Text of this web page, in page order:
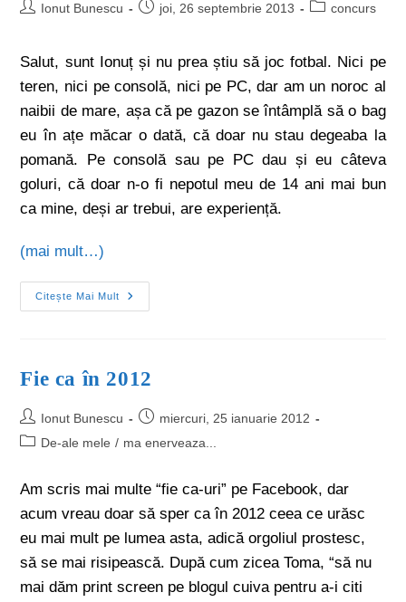
Ionut Bunescu joi, 26 septembrie 2013 concurs
Salut, sunt Ionuț și nu prea știu să joc fotbal. Nici pe
teren, nici pe consolă, nici pe PC, dar am un noroc al
naibii de mare, așa că pe gazon se întâmplă să o bag
eu în ațe măcar o dată, că doar nu stau degeaba la
pomană. Pe consolă sau pe PC dau și eu câteva
goluri, că doar n-o fi nepotul meu de 14 ani mai bun
ca mine, deși ar trebui, are experiență.
(mai mult…)
Citește Mai Mult
Fie ca în 2012
Ionut Bunescu
miercuri, 25 ianuarie 2012
De-ale mele / ma enerveaza...
Am scris mai multe “fie ca-uri” pe Facebook, dar
acum vreau doar să sper ca în 2012 ceea ce urăsc
eu mai mult pe lumea asta, adică orgoliul prostesc,
să se mai risipească. După cum zicea Toma, “să nu
mai dăm print screen pe blogul cuiva pentru a-i citi